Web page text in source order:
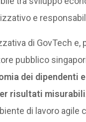
e
di GovTech e,
pubblico
dei dipendenti
risultati misurabili
di lavoro agile